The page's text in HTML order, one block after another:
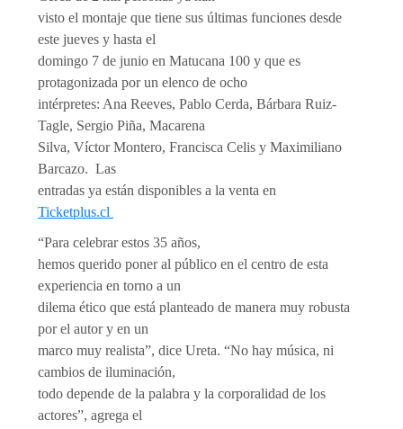
visto el montaje que tiene sus últimas funciones desde
este jueves y hasta el
domingo 7 de junio en Matucana 100 y que es
protagonizada por un elenco de ocho
intérpretes: Ana Reeves, Pablo Cerda, Bárbara Ruiz-
Tagle, Sergio Piña, Macarena
Silva, Víctor Montero, Francisca Celis y Maximiliano
Barcazo. Las
entradas ya están disponibles a la venta en
Ticketplus.cl
“Para celebrar estos 35 años,
hemos querido poner al público en el centro de esta
experiencia en torno a un
dilema ético que está planteado de manera muy robusta
por el autor y en un
marco muy realista”, dice Ureta. “No hay música, ni
cambios de iluminación,
todo depende de la palabra y la corporalidad de los
actores”, agrega el